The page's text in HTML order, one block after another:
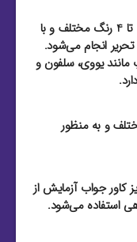
چاپ کاور جواب آزمایش به صورت افست، تا 4 رنگ مختلف و با
انجام می‌شود.
یووی، سلفون و
و به منظور
کاور جواب آزمایش از
استفاده می‌شود.